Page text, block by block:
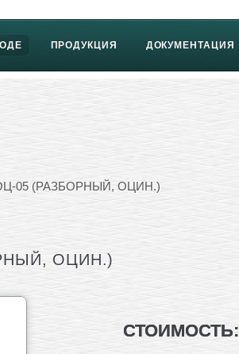
ПРОДУКЦИЯ ДОКУМЕНТАЦИЯ
05 (РАЗБОРНЫЙ, ОЦИН.)
ОЦИН.)
СТОИМОСТЬ: